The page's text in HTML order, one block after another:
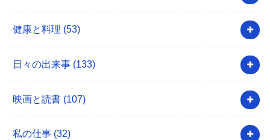
健康と料理 (53)
日々の出来事 (133)
映画と読書 (107)
私の仕事 (32)